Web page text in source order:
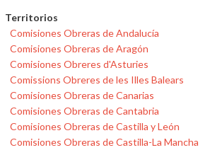
Territorios
Comisiones Obreras de Andalucía
Comisiones Obreras de Aragón
Comisiones Obreres d'Asturies
Comissions Obreres de les Illes Balears
Comisiones Obreras de Canarias
Comisiones Obreras de Cantabria
Comisiones Obreras de Castilla y León
Comisiones Obreras de Castilla-La Mancha